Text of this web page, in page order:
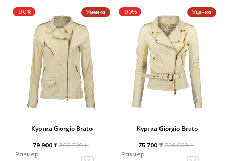
-90% Уценка
Куртка Giorgio Brato
79 900 ₸ 760 700 ₸
Размер
-90% Уценка
Куртка Giorgio Brato
75 700 ₸ 720 600 ₸
Размер